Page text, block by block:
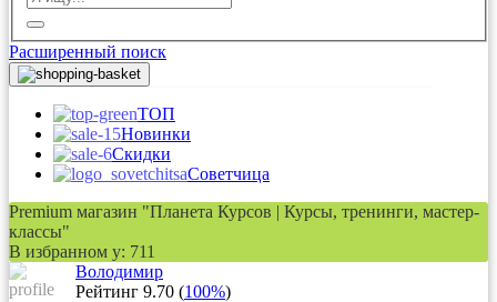
Расширенный поиск
ТОП
Новинки
Скидки
Советчица
Premium магазин "Планета Курсов | Курсы, тренинги, мастер-
классы"
В избранном у: 711
Вoлoдимир
Рейтинг 9.70 (100%)